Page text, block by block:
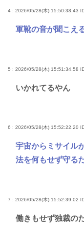
4 : 2026/05/28(木) 15:50:38.43
軍靴の音が聞こえ
5 : 2026/05/28(木) 15:51:34.58
いかれてるやん
6 : 2026/05/28(木) 15:52:22.20
宇宙からミサイル
法を何もせず守る
7 : 2026/05/28(木) 15:52:39.02
働きもせず独裁の